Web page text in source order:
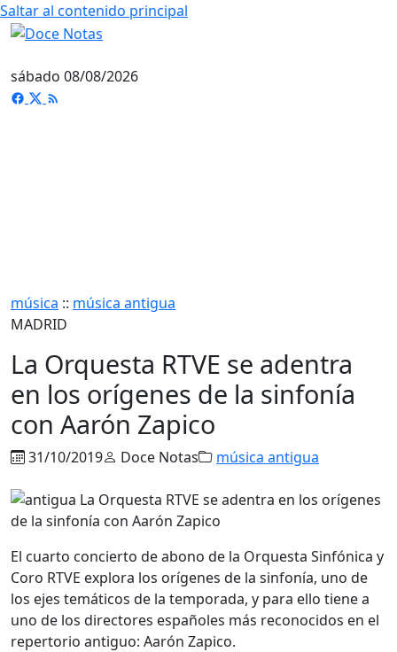
Saltar al contenido principal
sábado 08/08/2026
música :: música antigua
MADRID
La Orquesta RTVE se adentra
en los orígenes de la sinfonía
con Aarón Zapico
31/10/2019 Doce Notas música antigua
El cuarto concierto de abono de la Orquesta Sinfónica y
Coro RTVE explora los orígenes de la sinfonía, uno de
los ejes temáticos de la temporada, y para ello tiene a
uno de los directores españoles más reconocidos en el
repertorio antiguo: Aarón Zapico.